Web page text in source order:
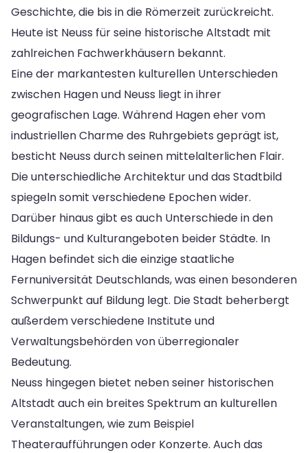
Geschichte, die bis in die Römerzeit zurückreicht.
Heute ist Neuss für seine historische Altstadt mit
zahlreichen Fachwerkhäusern bekannt.
Eine der markantesten kulturellen Unterschieden
zwischen Hagen und Neuss liegt in ihrer
geografischen Lage. Während Hagen eher vom
industriellen Charme des Ruhrgebiets geprägt ist,
besticht Neuss durch seinen mittelalterlichen Flair.
Die unterschiedliche Architektur und das Stadtbild
spiegeln somit verschiedene Epochen wider.
Darüber hinaus gibt es auch Unterschiede in den
Bildungs- und Kulturangeboten beider Städte. In
Hagen befindet sich die einzige staatliche
Fernuniversität Deutschlands, was einen besonderen
Schwerpunkt auf Bildung legt. Die Stadt beherbergt
außerdem verschiedene Institute und
Verwaltungsbehörden von überregionaler
Bedeutung.
Neuss hingegen bietet neben seiner historischen
Altstadt auch ein breites Spektrum an kulturellen
Veranstaltungen, wie zum Beispiel
Theateraufführungen oder Konzerte. Auch das